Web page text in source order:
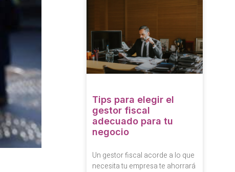
Tips para elegir el
gestor fiscal
adecuado para tu
negocio
Un gestor fiscal acorde a lo que
necesita tu empresa te ahorrará